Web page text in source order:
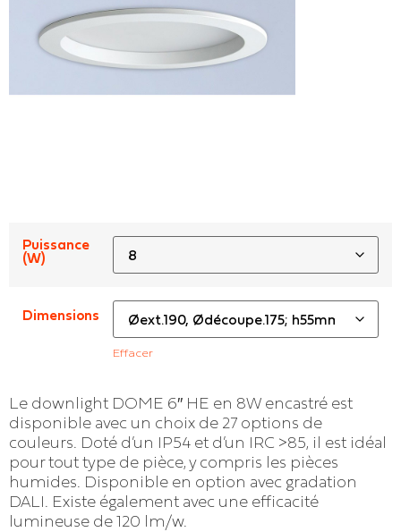
Puissance
(W)
Dimensions
Effacer
Le downlight DOME 6″ HE en 8W encastré est
disponible avec un choix de 27 options de
couleurs. Doté d’un IP54 et d’un IRC >85, il est idéal
pour tout type de pièce, y compris les pièces
humides. Disponible en option avec gradation
DALI. Existe également avec une efficacité
lumineuse de 120 lm/w.